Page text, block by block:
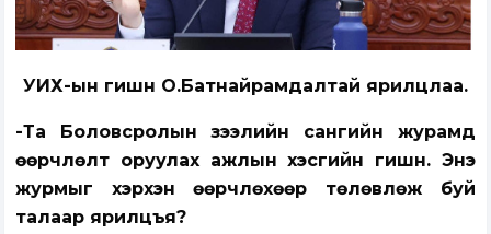
УИХ-ын гишүүн О.Батнайрамдалтай ярилцлаа.
-Та Боловсролын зээлийн сангийн журамд
өөрчлөлт оруулах ажлын хэсгийн гишүүн. Энэ
журмыг хэрхэн өөрчлөхөөр төлөвлөж буй
талаар ярилцъя?